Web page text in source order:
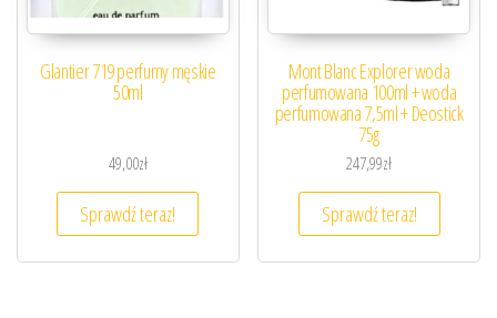
Glantier 719 perfumy męskie
50ml
49,00zł
Sprawdź teraz!
Mont Blanc Explorer woda
perfumowana 100ml + woda
perfumowana 7,5ml + Deostick
75g
247,99zł
Sprawdź teraz!